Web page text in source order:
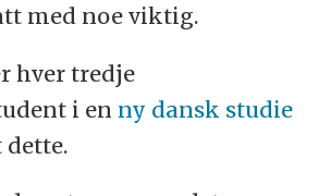
med noe viktig.
hver tredje
i en ny dansk studie
dette.